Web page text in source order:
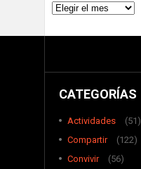
Archivos
CATEGORÍAS
Actividades
(51)
Compartir
(122)
Convivir
(56)